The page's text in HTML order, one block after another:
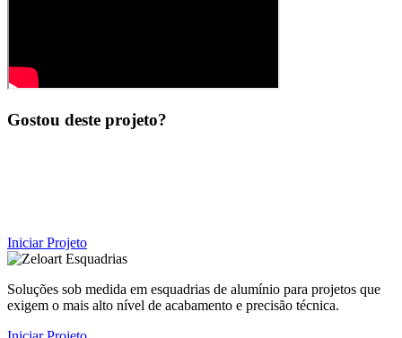
Gostou deste projeto?
Iniciar Projeto
Soluções sob medida em esquadrias de alumínio para projetos que
exigem o mais alto nível de acabamento e precisão técnica.